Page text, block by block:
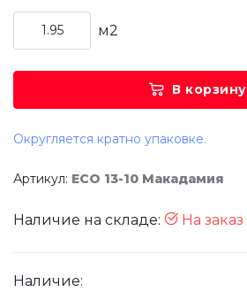
м2
В корзину
Округляется кратно упаковке.
Артикул: ECO 13-10 Макадамия
Наличие на складе: На заказ
Наличие: